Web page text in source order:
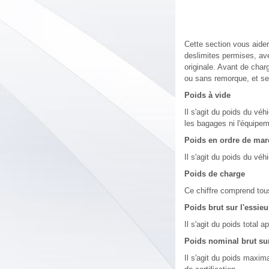
Cette section vous
deslimites permises,
originale. Avant de
ou sans remorque, et
Poids à vide
Il s'agit du poids du
les bagages ni
Poids en ordre de
Il s'agit du poids du
Poids de charge
Ce chiffre comprend
Poids brut sur l'essieu
Il s'agit du poids total
Poids nominal brut
Il s'agit du poids